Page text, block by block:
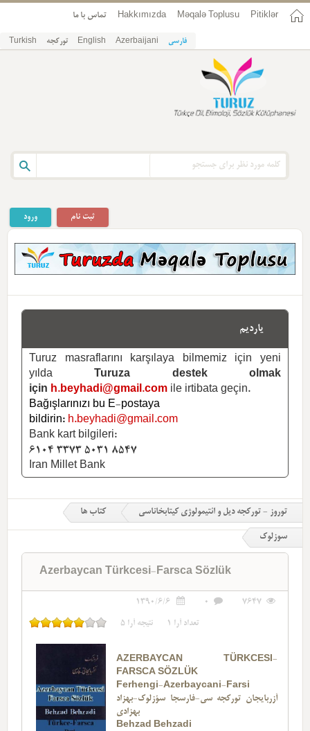
Pitiklər
Məqalə Toplusu
Hakkımızda تماس با ما
فارسی Azerbaijani
English تورکجه Turkish
ورود ثبت نام
یاردیم
Turuz masraflarını karşılaya bilmemiz için yeni
yılda
Turuza destek olmak
için h.beyhadi@gmail.com ile irtibata geçin.
Bağışlarınızı bu E-postaya
bildirin: h.beyhadi@gmail.com
Bank kart bilgileri:
6104 3373 5031 8547
Iran Millet Bank
توروز - تورکجه دیل و ائتیمولوژی کیتابخاناسی کتاب ها
سوزلوک
Azerbaycan Türkcesi-Farsca Sözlük
7647
0
1390/6/6
تعداد آرا 1 نتیجه آرا 5
AZERBAYCAN TÜRKCESI-
FARSCA SÖZLÜK
Ferhengi-Azerbaycani-Farsi
آزربایجان تورکجه سی-فارسجا سؤزلوک-بهزاد
بهزادی
Behzad Behzadi